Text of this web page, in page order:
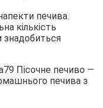
печива.
кількість
знадобиться